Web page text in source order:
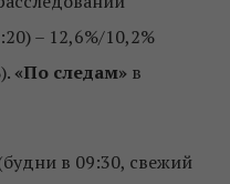
– 12,6%/10,2%
«По следам» в
в 09:30, свежий